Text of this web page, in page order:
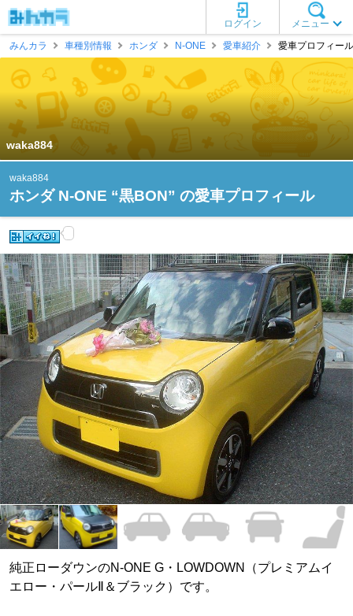
メニュー
ログイン
みんカラ
車種別情報 ホンダ N-ONE 愛車紹介 愛車プロフィー
waka884
waka884
ホンダ N-ONE “黒BON” の愛車プロフィール
純正ローダウンのN-ONE G・LOWDOWN（プレミアムイ
エロー・パールⅡ＆ブラック）です。